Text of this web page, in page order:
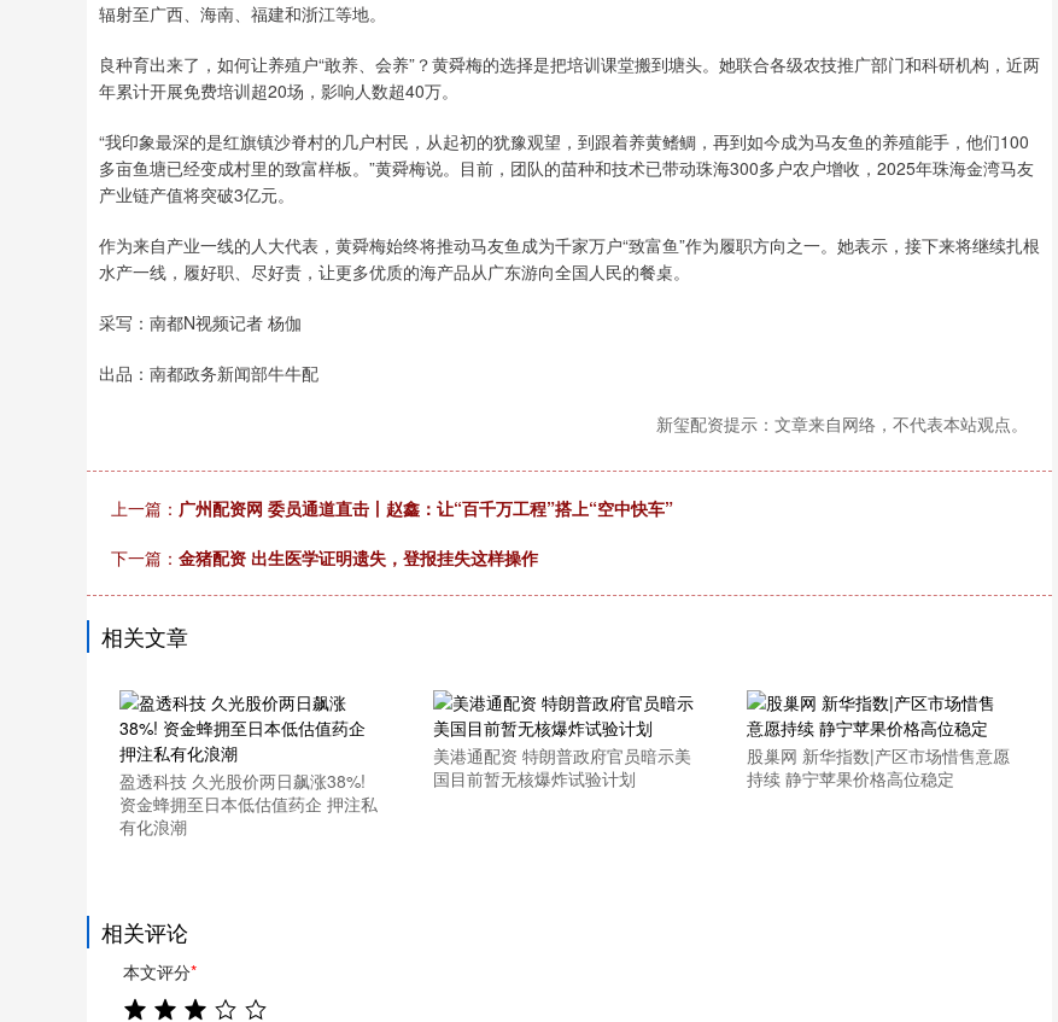
辐射至广西、海南、福建和浙江等地。
良种育出来了，如何让养殖户“敢养、会养”？黄舜梅的选择是把培训课堂搬到塘头。她联合各级农技推广部门和科研机构，近两
年累计开展免费培训超20场，影响人数超40万。
“我印象最深的是红旗镇沙脊村的几户村民，从起初的犹豫观望，到跟着养黄鳍鲷，再到如今成为马友鱼的养殖能手，他们100
多亩鱼塘已经变成村里的致富样板。”黄舜梅说。目前，团队的苗种和技术已带动珠海300多户农户增收，2025年珠海金湾马友
产业链产值将突破3亿元。
作为来自产业一线的人大代表，黄舜梅始终将推动马友鱼成为千家万户“致富鱼”作为履职方向之一。她表示，接下来将继续扎根
水产一线，履好职、尽好责，让更多优质的海产品从广东游向全国人民的餐桌。
采写：南都N视频记者 杨伽
出品：南都政务新闻部牛牛配
新玺配资提示：文章来自网络，不代表本站观点。
上一篇： 广州配资网 委员通道直击丨赵鑫：让“百千万工程”搭上“空中快车”
下一篇： 金猪配资 出生医学证明遗失，登报挂失这样操作
相关文章
盈透科技 久光股价两日飙涨38%!
资金蜂拥至日本低估值药企 押注私
有化浪潮
美港通配资 特朗普政府官员暗示美
国目前暂无核爆炸试验计划
股巢网 新华指数|产区市场惜售意愿
持续 静宁苹果价格高位稳定
相关评论
本文评分*